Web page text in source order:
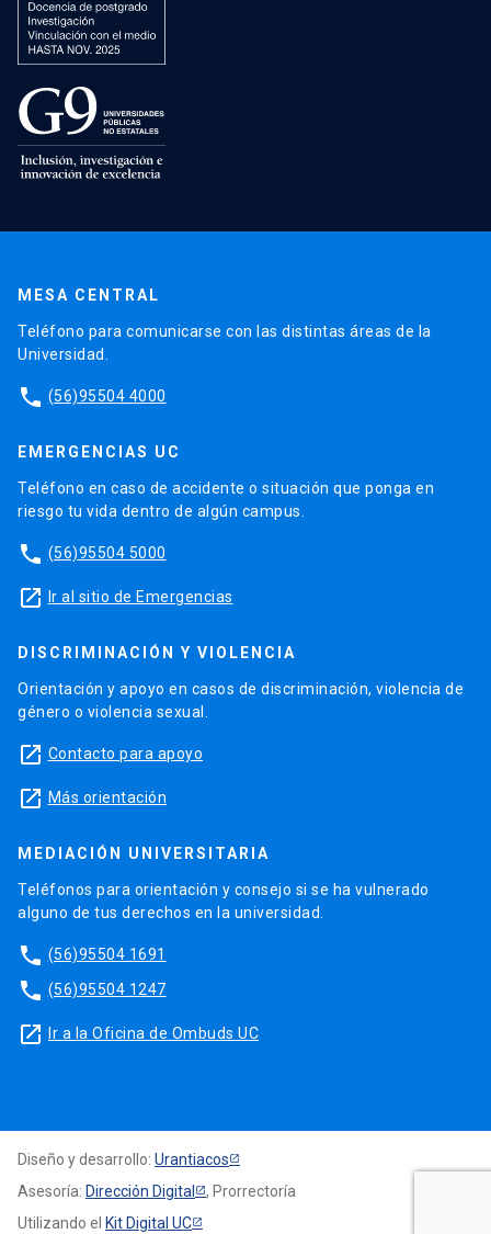
MESA CENTRAL
Teléfono para comunicarse con las distintas áreas de la
Universidad.
phone (56)95504 4000
EMERGENCIAS UC
Teléfono en caso de accidente o situación que ponga en
riesgo tu vida dentro de algún campus.
phone (56)95504 5000
launch Ir al sitio de Emergencias
DISCRIMINACIÓN Y VIOLENCIA
Orientación y apoyo en casos de discriminación, violencia de
género o violencia sexual.
launch Contacto para apoyo
launch Más orientación
MEDIACIÓN UNIVERSITARIA
Teléfonos para orientación y consejo si se ha vulnerado
alguno de tus derechos en la universidad.
phone (56)95504 1691
phone (56)95504 1247
launch Ir a la Oficina de Ombuds UC
Diseño y desarrollo: Urantiacos
Asesoría: Dirección Digital
, Prorrectoría
Utilizando el Kit Digital UC